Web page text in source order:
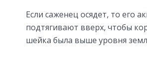
Если саженец осядет, то его
подтягивают вверх, чтобы
шейка была выше уровня